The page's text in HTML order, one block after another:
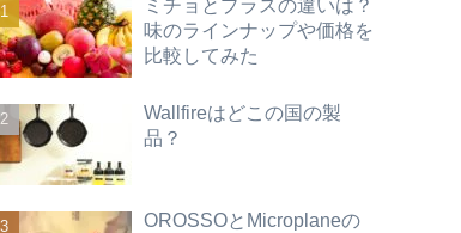
ミチョとプラスの違いは？
味のラインナップや価格を
比較してみた
Wallfireはどこの国の製
品？
OROSSOとMicroplaneの